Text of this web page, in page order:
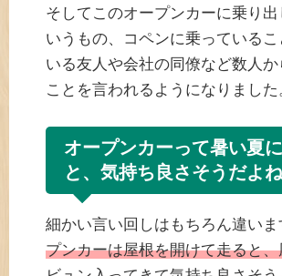
そしてこのオープンカーに乗り出
いうもの、コペンに乗っているこ
いる友人や会社の同僚など数人
ことを言われるようになりました
オープンカーって暑い夏
と、気持ち良さそうだよね
細かい言い回しはもちろん違いま
プンカーは屋根を開けて走ると